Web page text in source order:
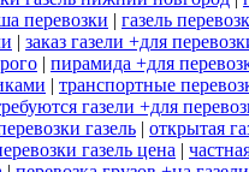
перевозки | газель
| заказ газели +для
| пирамида +для
| транспортные
газели +для
газель | открытая
газель цена |